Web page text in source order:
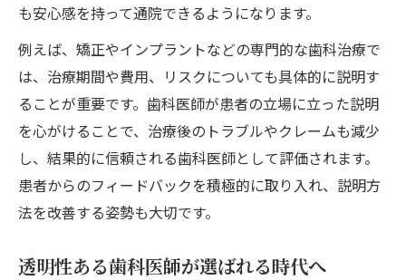
も安心感を持って通院できるようになります。
例えば、矯正やインプラントなどの専門的な歯科治療で
は、治療期間や費用、リスクについても具体的に説明す
ることが重要です。歯科医師が患者の立場に立った説明
を心がけることで、治療後のトラブルやクレームも減少
し、結果的に信頼される歯科医師として評価されます。
患者からのフィードバックを積極的に取り入れ、説明方
法を改善する姿勢も大切です。
透明性ある歯科医師が選ばれる時代へ